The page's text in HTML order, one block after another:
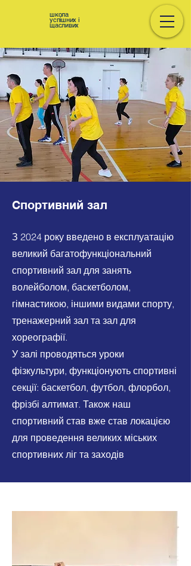
школа
успішних і
щасливих
Спортивний зал
З 2024 року введено в експлуатацію
великий багатофункціональний
спортивний зал для занять
волейболом, баскетболом,
гімнастикою, іншими видами спорту,
тренажерний зал та зал для
хореографії.
У залі проводяться уроки
фізкультури, функціонують спортивні
секції: баскетбол, футбол, флорбол,
фрізбі алтимат. Також наш
спортивний став вже став локацією
для проведення великих міських
спортивних ліг та заходів